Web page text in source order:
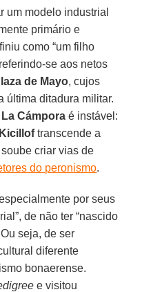
um modelo industrial
primário e
como “um filho
se aos netos
de Mayo, cujos
última ditadura militar.
La Cámpora é instável:
Kicilloftranscende a
criar vias de
do peronismo.
por seus
de não ter “nascido
seja, de ser
diferente
bonaerense.
e visitou